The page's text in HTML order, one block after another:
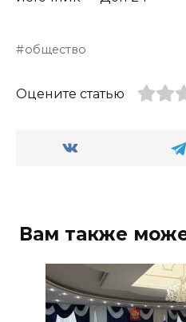
общество
Оцените статью
Вам также